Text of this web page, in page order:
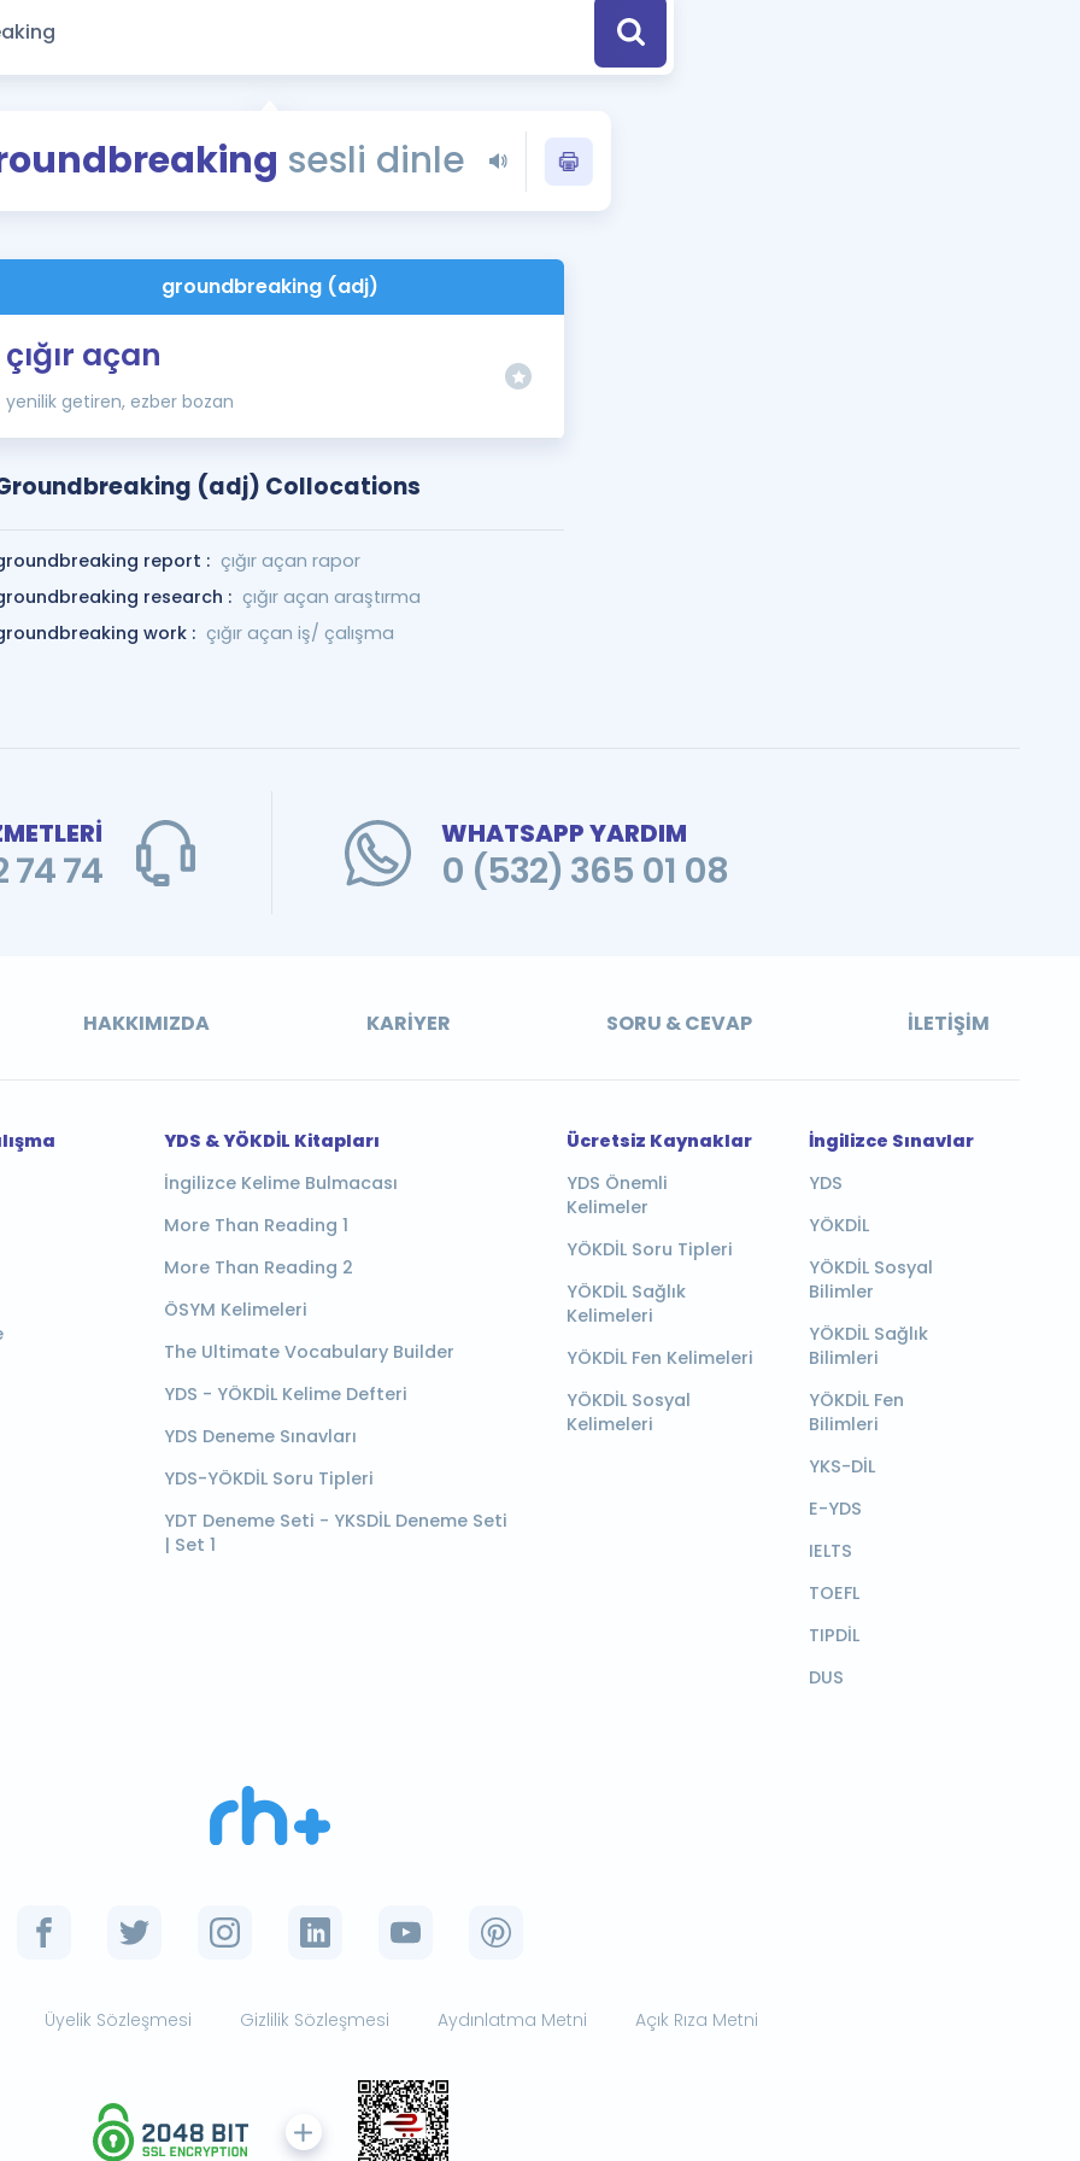
Eğitim ve Kitaplara Özel Fırsatlar
YDS - YÖKDİL Tüm Sınavlarla İlgili Haberler
İngilizce Gramer
İngilizce Gramer ve Konu Anlatımı
sesli dinle
groundbreaking (adj)
çığır açan
yenilik getiren, ezber bozan
(adj) Collocations
report : çığır açan rapor
research : çığır açan araştırma
work : çığır açan iş/ çalışma
74
WHATSAPP YARDIM
0 (532) 365 01 08
HAKKIMIZDA KARIYER SORU & CEVAP İLETIŞIM
YDS & YÖKDİL Kitapları
İngilizce Kelime Bulmacası
More Than Reading 1
More Than Reading 2
ÖSYM Kelimeleri
The Ultimate Vocabulary Builder
YDS - YÖKDİL Kelime Defteri
YDS Deneme Sınavları
YDS-YÖKDİL Soru Tipleri
YDT Deneme Seti - YKSDİL Deneme Seti
| Set 1
Ücretsiz Kaynaklar
YDS Önemli
Kelimeler
YÖKDİL Soru Tipleri
YÖKDİL Sağlık
Kelimeleri
YÖKDİL Fen Kelimeleri
YÖKDİL Sosyal
Kelimeleri
İngilizce Sınavlar
YDS
YÖKDİL
YÖKDİL Sosyal
Bilimler
YÖKDİL Sağlık
Bilimleri
YÖKDİL Fen
Bilimleri
YKS-DİL
E-YDS
IELTS
TOEFL
TIPDİL
DUS
Üyelik Sözleşmesi Gizlilik Sözleşmesi Aydınlatma Metni Açık Rıza Metni